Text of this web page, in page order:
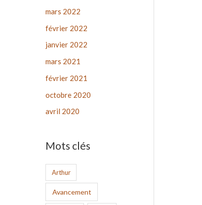
mars 2022
février 2022
janvier 2022
mars 2021
février 2021
octobre 2020
avril 2020
Mots clés
Arthur
Avancement